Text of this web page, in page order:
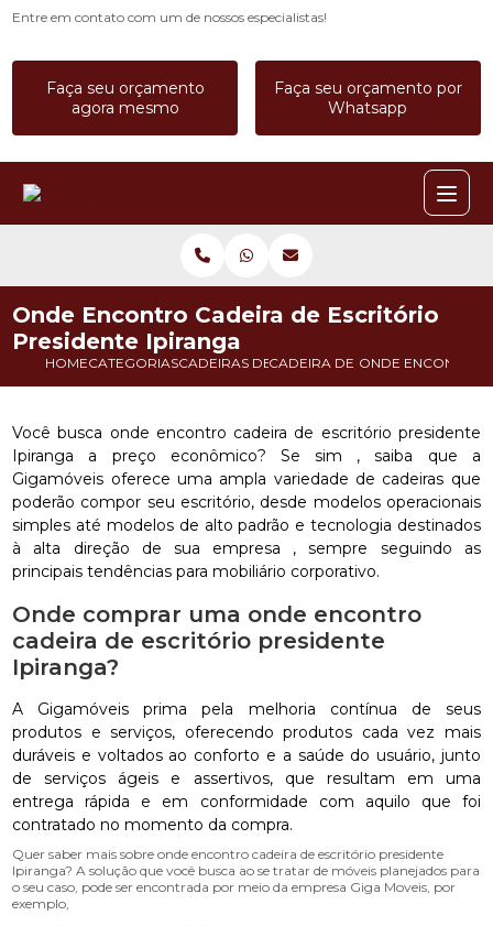
Entre em contato com um de nossos especialistas!
Faça seu orçamento
agora mesmo
Faça seu orçamento por
Whatsapp
HOMECATEGORIASCADEIRAS DE ESCRITORIOCADEIRA DE ESCRITORIO COM
ONDE ENCONTRO
Onde Encontro Cadeira de Escritório
Presidente Ipiranga
Você busca onde encontro cadeira de escritório presidente
Ipiranga a preço econômico? Se sim , saiba que a
Gigamóveis oferece uma ampla variedade de cadeiras que
poderão compor seu escritório, desde modelos operacionais
simples até modelos de alto padrão e tecnologia destinados
à alta direção de sua empresa , sempre seguindo as
principais tendências para mobiliário corporativo.
Onde comprar uma onde encontro
cadeira de escritório presidente
Ipiranga?
A Gigamóveis prima pela melhoria contínua de seus
produtos e serviços, oferecendo produtos cada vez mais
duráveis e voltados ao conforto e a saúde do usuário, junto
de serviços ágeis e assertivos, que resultam em uma
entrega rápida e em conformidade com aquilo que foi
contratado no momento da compra.
Quer saber mais sobre onde encontro cadeira de escritório presidente
Ipiranga? A solução que você busca ao se tratar de móveis planejados para
o seu caso, pode ser encontrada por meio da empresa Giga Moveis, por
exemplo,